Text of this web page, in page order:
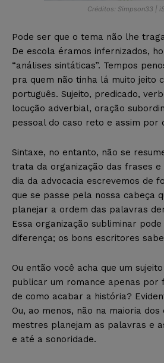
Créditos: Simpson33 |
Pode ser que o tema não lhe
De escola éramos infernizados,
“análises sintáticas”. Tempos
pra quem não tinha lá muito jeito
português. Sujeito, predicado,
locução adverbial, oração
pessoal do caso reto e assim por
Sintaxe, no entanto, não se
trata da organização das frases e
dia da advocacia escrevemos de
que se passe pela nossa cabeça
planejar a ordem das palavras
Essa organização subliminar
diferença; os bons escritores
Ou então você acha que um
publicar um romance apenas por
de como acabar a história?
Ou, ao menos, não na maioria dos
mestres planejam as palavras e
e até a sonoridade.